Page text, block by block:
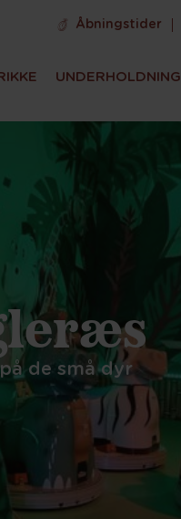
Åbningstider
UNDERHOLDNING
de små dyr